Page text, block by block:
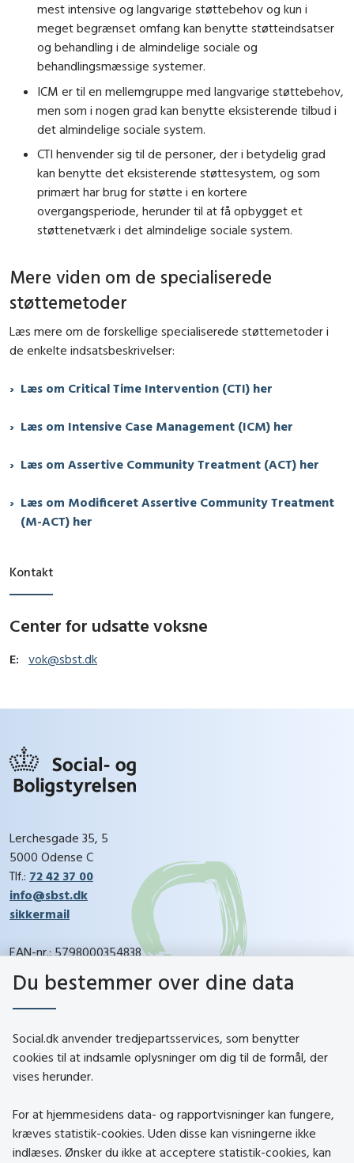
mest intensive og langvarige støttebehov og kun i
meget begrænset omfang kan benytte støtteindsatser
og behandling i de almindelige sociale og
behandlingsmæssige systemer.
ICM er til en mellemgruppe med langvarige støttebehov,
men som i nogen grad kan benytte eksisterende tilbud i
det almindelige sociale system.
CTI henvender sig til de personer, der i betydelig grad
kan benytte det eksisterende støttesystem, og som
primært har brug for støtte i en kortere
overgangsperiode, herunder til at få opbygget et
støttenetværk i det almindelige sociale system.
Mere viden om de specialiserede
støttemetoder
Læs mere om de forskellige specialiserede støttemetoder i
de enkelte indsatsbeskrivelser:
Læs om Critical Time Intervention (CTI) her
Læs om Intensive Case Management (ICM) her
Læs om Assertive Community Treatment (ACT) her
Læs om Modificeret Assertive Community Treatment
(M-ACT) her
Kontakt
Center for udsatte voksne
E: vok@sbst.dk
Lerchesgade 35, 5
5000 Odense C
Tlf.: 72 42 37 00
info@sbst.dk
sikkermail
EAN-nr.: 5798000354838
CVR-nr.: 26144698
Kontakt
About social.dk
Tilgængelighedserklæring
Du bestemmer over dine data
Social.dk anvender tredjepartsservices, som benytter
cookies til at indsamle oplysninger om dig til de formål, der
vises herunder.
For at hjemmesidens data- og rapportvisninger kan fungere,
kræves statistik-cookies. Uden disse kan visningerne ikke
indlæses. Ønsker du ikke at acceptere statistik-cookies, kan